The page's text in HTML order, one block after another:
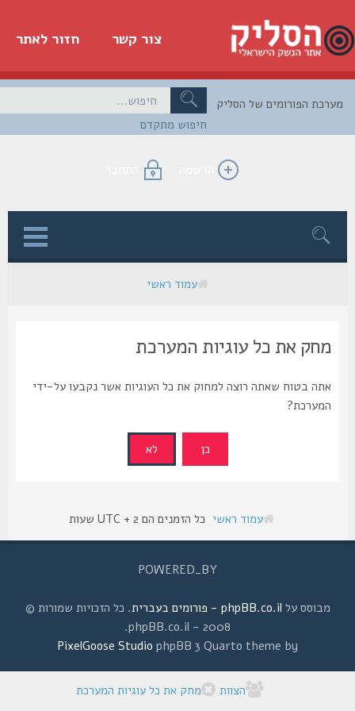
חזור לאתר צור קשר
חיפוש מתקדם
הפורומים של הסליק
הרשמה התחבר
עמוד ראשי
מחק את כל עוגיות המערכת
אתה בטוח שאתה רוצה למחוק את כל העוגיות אשר נקבעו על-ידי
המערכת?
עמוד ראשי כל הזמנים הם UTC + 2 שעות
POWERED_BY
מבוסס עלphpBB.co.il - פורומים בעברית
. כל הזכויות שמורות ©
2008 - phpBB.co.il.
phpBB 3 Quarto theme by
PixelGoose Studio
הצוות מחק את כל עוגיות המערכת